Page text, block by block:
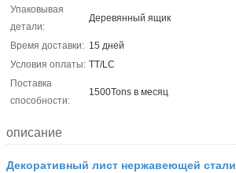
Упаковывая
детали:
Деревянный ящик
Время доставки: 15 дней
Условия оплаты: TT/LC
Поставка
способности:
1500Tons в месяц
описание
Декоративный лист нержавеющей стали